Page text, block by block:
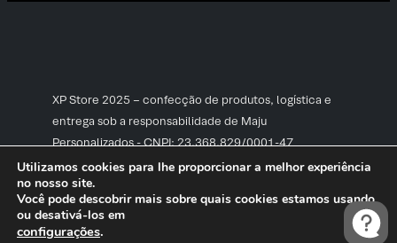
XP Store 2025 – confecção de produtos, logística e
entrega sob a responsabilidade de Maju
Personalizados - CNPJ: 23.368.829/0001-47
Utilizamos cookies para lhe proporcionar a melhor experiência
no nosso site.
Você pode descobrir mais sobre quais cookies estamos usando
ou desativá-los em
configurações.